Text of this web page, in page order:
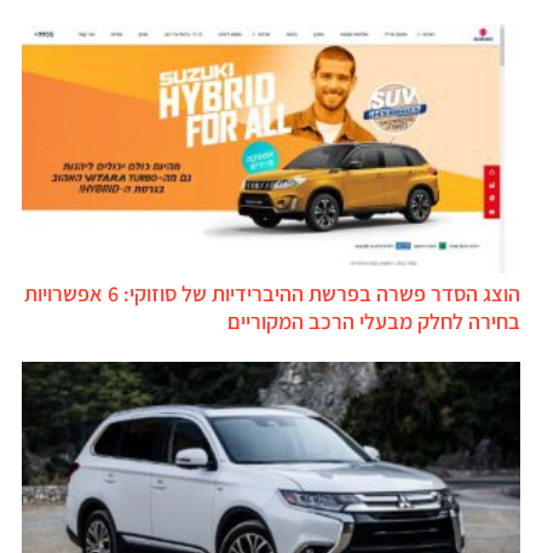
הוצג הסדר פשרה בפרשת ההיברידיות של סוזוקי: 6 אפשרויות
בחירה לחלק מבעלי הרכב המקוריים